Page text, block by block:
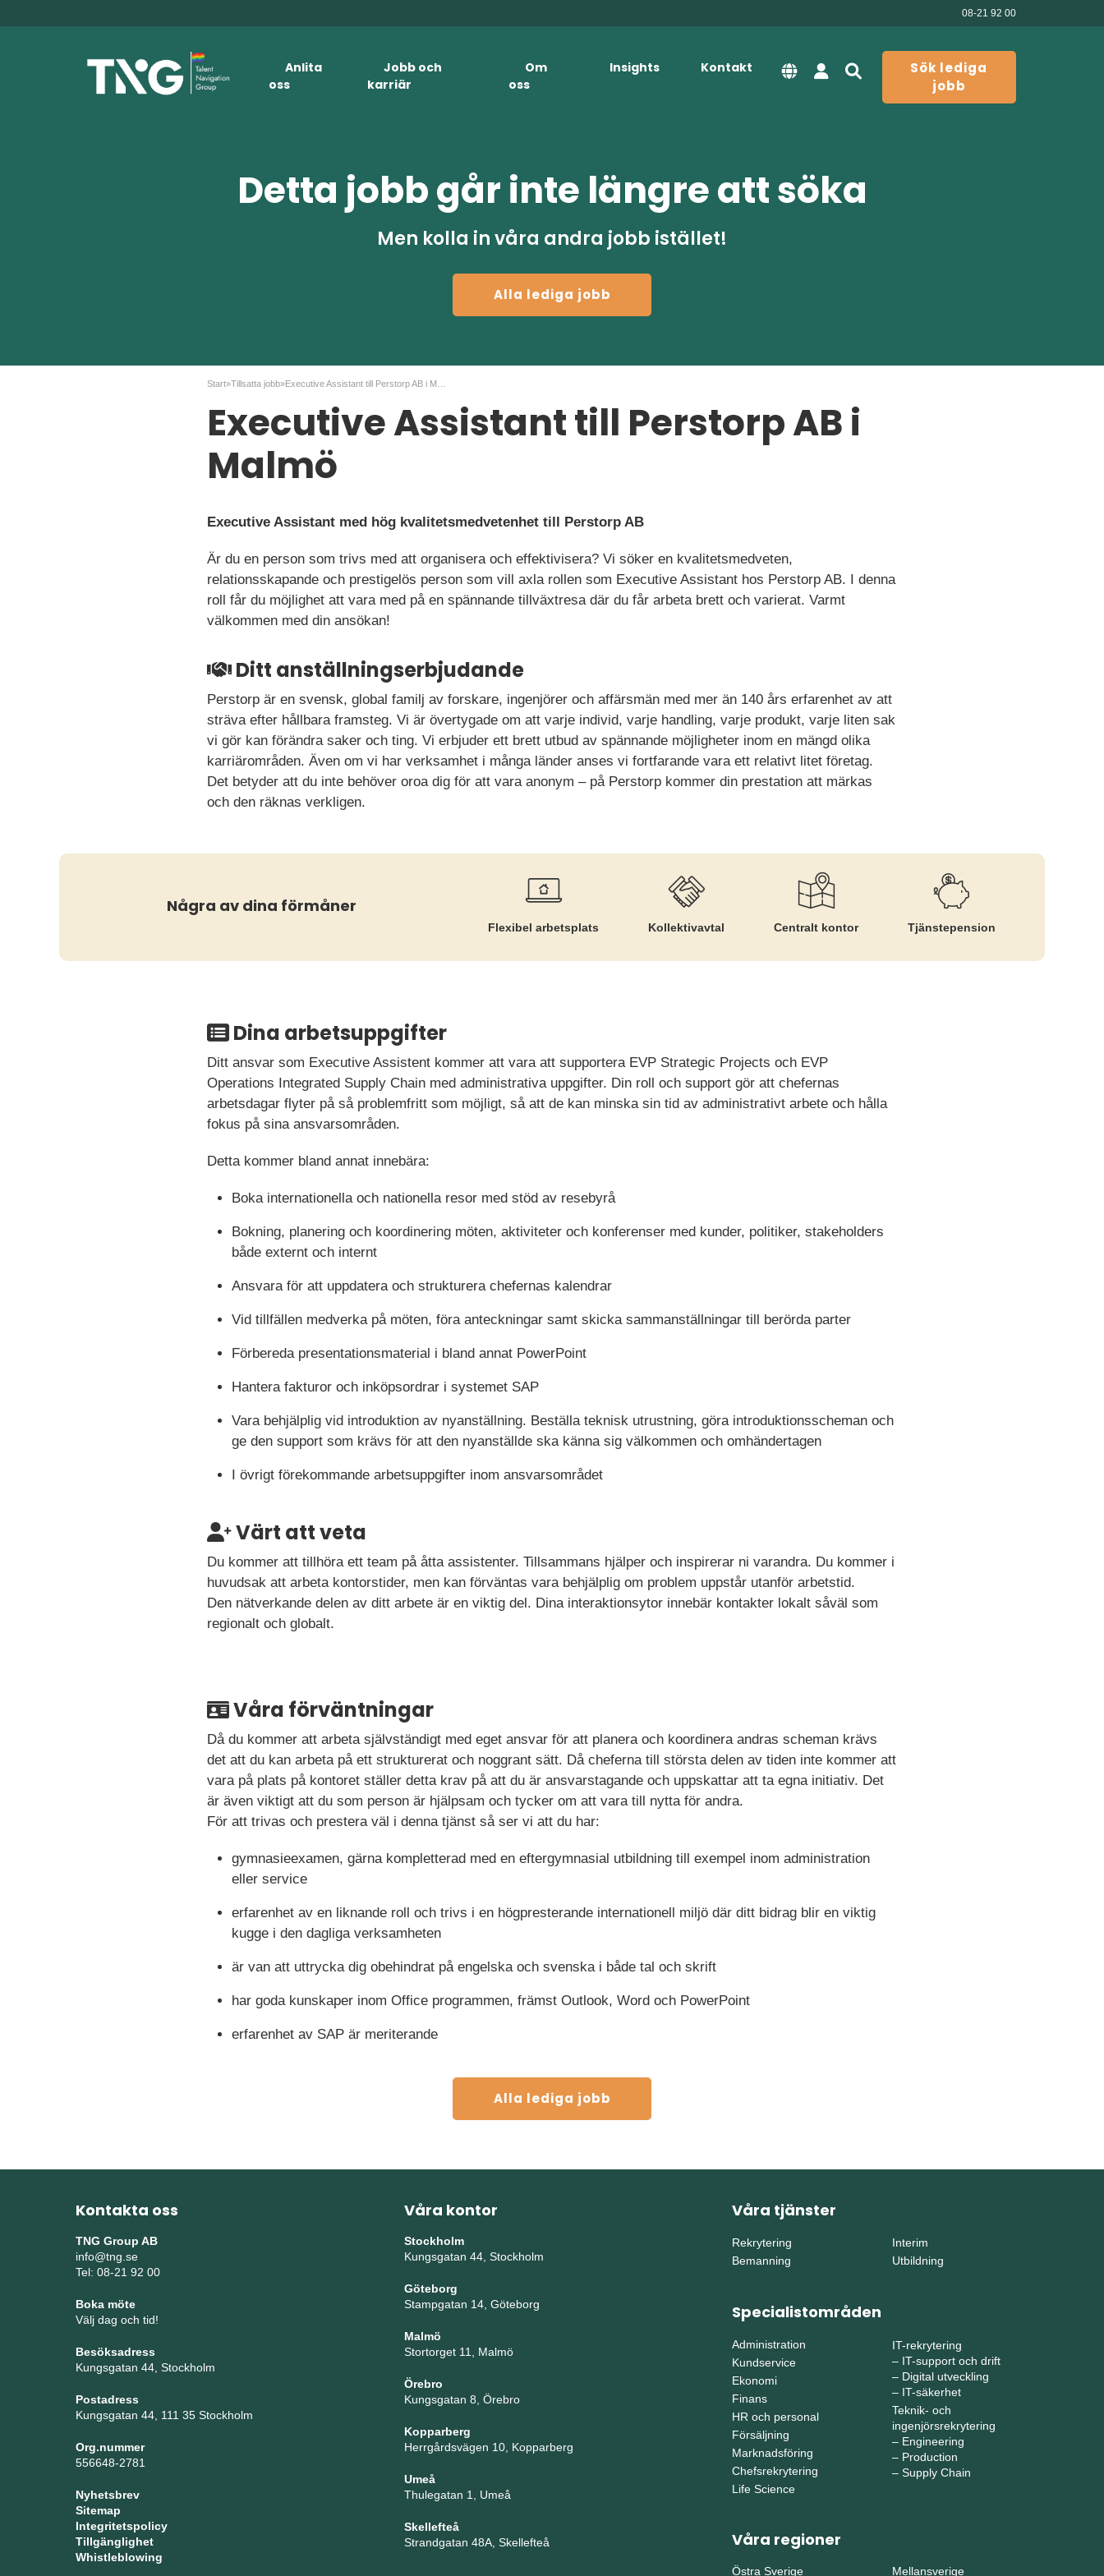
08-21 92 00
Anlita
oss
Jobb och
karriär
Om
oss
Insights Kontakt
Sök lediga
jobb
Detta jobb går inte längre att söka
Men kolla in våra andra jobb istället!
Alla lediga jobb
Start»Tillsatta jobb»
Executive Assistant till Perstorp AB i
Malmö
Executive Assistant med hög kvalitetsmedvetenhet till Perstorp AB
Är du en person som trivs med att organisera och effektivisera? Vi söker en kvalitetsmedveten,
relationsskapande och prestigelös person som vill axla rollen som Executive Assistant hos Perstorp AB. I denna
roll får du möjlighet att vara med på en spännande tillväxtresa där du får arbeta brett och varierat. Varmt
välkommen med din ansökan!
Ditt anställningserbjudande
Perstorp är en svensk, global familj av forskare, ingenjörer och affärsmän med mer än 140 års erfarenhet av att
sträva efter hållbara framsteg. Vi är övertygade om att varje individ, varje handling, varje produkt, varje liten sak
vi gör kan förändra saker och ting. Vi erbjuder ett brett utbud av spännande möjligheter inom en mängd olika
karriärområden. Även om vi har verksamhet i många länder anses vi fortfarande vara ett relativt litet företag.
Det betyder att du inte behöver oroa dig för att vara anonym – på Perstorp kommer din prestation att märkas
och den räknas verkligen.
Några av dina förmåner
Flexibel arbetsplats Kollektiv­avtal Centralt kontor Tjänste­pension
Dina arbetsuppgifter
Ditt ansvar som Executive Assistent kommer att vara att supportera EVP Strategic Projects och EVP
Operations Integrated Supply Chain med administrativa uppgifter. Din roll och support gör att chefernas
arbetsdagar flyter på så problemfritt som möjligt, så att de kan minska sin tid av administrativt arbete och hålla
fokus på sina ansvarsområden.
Detta kommer bland annat innebära:
Boka internationella och nationella resor med stöd av resebyrå
Bokning, planering och koordinering möten, aktiviteter och konferenser med kunder, politiker, stakeholders
både externt och internt
Ansvara för att uppdatera och strukturera chefernas kalendrar
Vid tillfällen medverka på möten, föra anteckningar samt skicka sammanställningar till berörda parter
Förbereda presentationsmaterial i bland annat PowerPoint
Hantera fakturor och inköpsordrar i systemet SAP
Vara behjälplig vid introduktion av nyanställning. Beställa teknisk utrustning, göra introduktionsscheman och
ge den support som krävs för att den nyanställde ska känna sig välkommen och omhändertagen
I övrigt förekommande arbetsuppgifter inom ansvarsområdet
Värt att veta
Du kommer att tillhöra ett team på åtta assistenter. Tillsammans hjälper och inspirerar ni varandra. Du kommer i
huvudsak att arbeta kontorstider, men kan förväntas vara behjälplig om problem uppstår utanför arbetstid.
Den nätverkande delen av ditt arbete är en viktig del. Dina interaktionsytor innebär kontakter lokalt såväl som
regionalt och globalt.
Våra förväntningar
Då du kommer att arbeta självständigt med eget ansvar för att planera och koordinera andras scheman krävs
det att du kan arbeta på ett strukturerat och noggrant sätt. Då cheferna till största delen av tiden inte kommer att
vara på plats på kontoret ställer detta krav på att du är ansvarstagande och uppskattar att ta egna initiativ. Det
är även viktigt att du som person är hjälpsam och tycker om att vara till nytta för andra.
För att trivas och prestera väl i denna tjänst så ser vi att du har:
gymnasieexamen, gärna kompletterad med en eftergymnasial utbildning till exempel inom administration
eller service
erfarenhet av en liknande roll och trivs i en högpresterande internationell miljö där ditt bidrag blir en viktig
kugge i den dagliga verksamheten
är van att uttrycka dig obehindrat på engelska och svenska i både tal och skrift
har goda kunskaper inom Office programmen, främst Outlook, Word och PowerPoint
erfarenhet av SAP är meriterande
Alla lediga jobb
Kontakta oss
TNG Group AB
info@tng.se
Tel: 08-21 92 00
Boka möte
Välj dag och tid!
Besöksadress
Kungsgatan 44, Stockholm
Postadress
Kungsgatan 44, 111 35 Stockholm
Org.nummer
556648-2781
Nyhetsbrev
Sitemap
Integritetspolicy
Tillgänglighet
Whistleblowing
Våra kontor
Stockholm
Kungsgatan 44, Stockholm
Göteborg
Stampgatan 14, Göteborg
Malmö
Stortorget 11, Malmö
Örebro
Kungsgatan 8, Örebro
Kopparberg
Herrgårdsvägen 10, Kopparberg
Umeå
Thulegatan 1, Umeå
Skellefteå
Strandgatan 48A, Skellefteå
Våra tjänster
Rekrytering
Bemanning
Interim
Utbildning
Specialistområden
Administration
Kundservice
Ekonomi
Finans
HR och personal
Försäljning
Marknadsföring
Chefsrekrytering
Life Science
IT-rekrytering
– IT-support och drift
– Digital utveckling
– IT-säkerhet
Teknik- och
ingenjörsrekrytering
– Engineering
– Production
– Supply Chain
Våra regioner
Östra Sverige Mellansverige